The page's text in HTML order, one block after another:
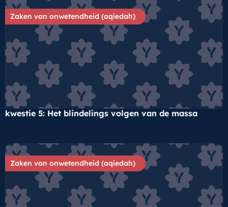
Zaken van onwetendheid (aqiedah)
kwestie 5: Het blindelings volgen van de massa
Zaken van onwetendheid (aqiedah)